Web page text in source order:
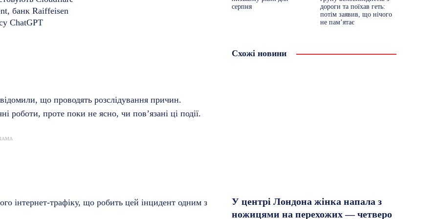
банк Raiffeisen
ChatGPT
що проводять розслідування причин.
роботи, проте поки не ясно, чи пов’язані ці події.
інтернет-трафіку, що робить цей інцидент одним з
серпня
дороги та поїхав геть:
потім заявив, що нічого
не пам’ятає
Схожі новини
У центрі Лондона жінка напала з
ножицями на перехожих — четверо